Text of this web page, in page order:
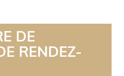
DE
RENDEZ-